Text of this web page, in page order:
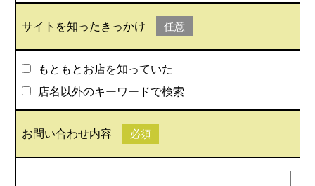
サイトを知ったきっかけ 任意
もともとお店を知っていた
店名以外のキーワードで検索
お問い合わせ内容 必須